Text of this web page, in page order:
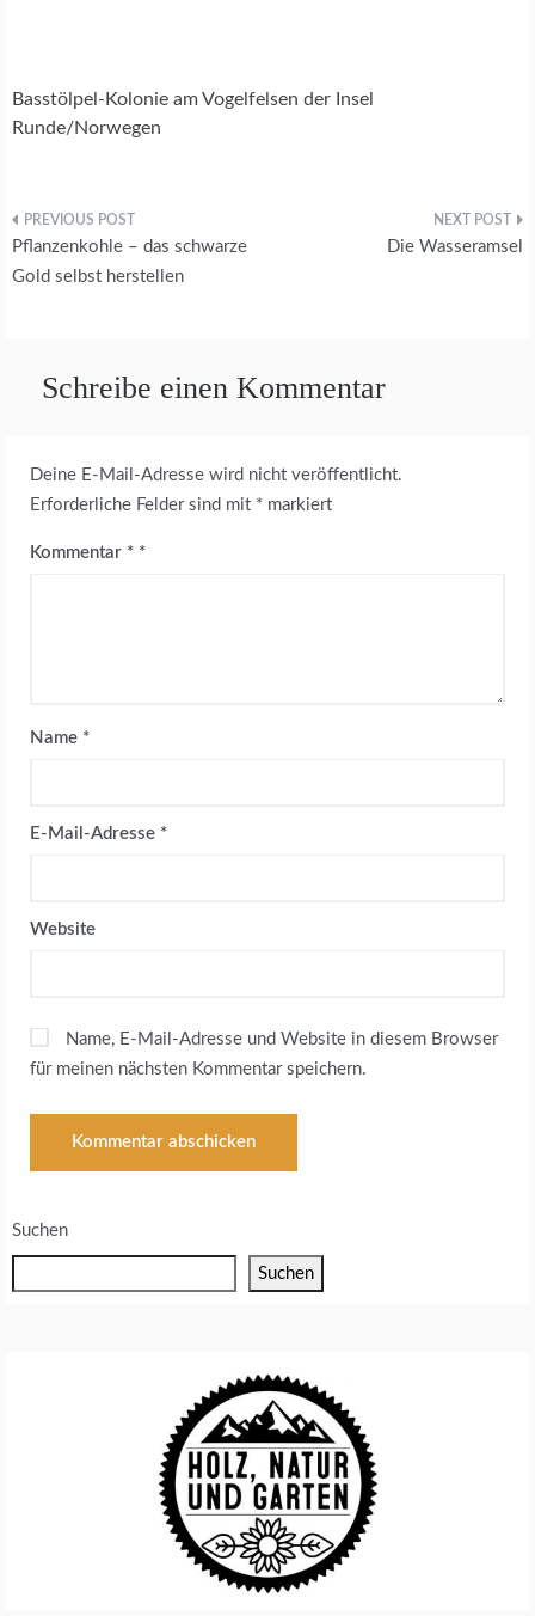
Basstölpel-Kolonie am Vogelfelsen der Insel
Runde/Norwegen
Beitragsnavigation
Pflanzenkohle – das schwarze
Gold selbst herstellen
Die Wasseramsel
Schreibe einen Kommentar
Deine E-Mail-Adresse wird nicht veröffentlicht.
Erforderliche Felder sind mit * markiert
Kommentar *
Name *
E-Mail-Adresse *
Website
Name, E-Mail-Adresse und Website in diesem Browser
für meinen nächsten Kommentar speichern.
Suchen
Suchen